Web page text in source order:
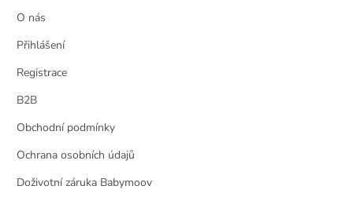
O nás
Přihlášení
Registrace
B2B
Obchodní podmínky
Ochrana osobních údajů
Doživotní záruka Babymoov